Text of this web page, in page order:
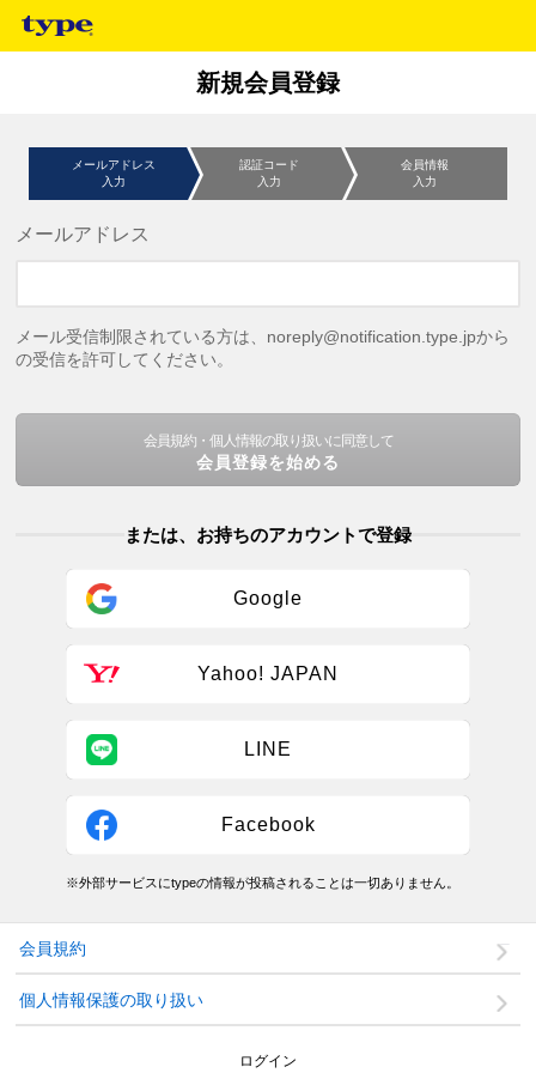
新規会員登録
メールアドレス
入力
認証コード
入力
会員情報
入力
メールアドレス
メール受信制限されている方は、noreply@notification.type.jpから
の受信を許可してください。
会員規約・個人情報の取り扱いに同意して
会員登録を始める
または、お持ちのアカウントで登録
Google
Yahoo! JAPAN
LINE
Facebook
※外部サービスにtypeの情報が投稿されることは一切ありません。
会員規約
個人情報保護の取り扱い
ログイン